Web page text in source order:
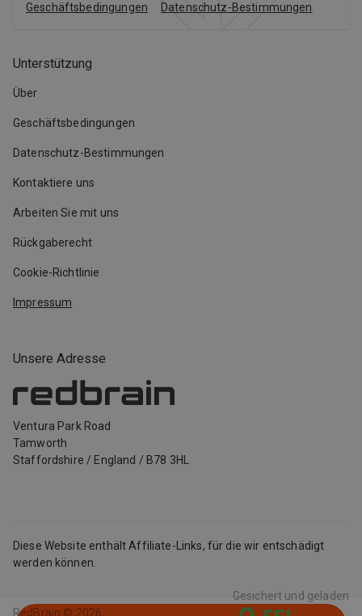
Unsere Adresse
Ventura Park Road
Tamworth
Staffordshire / England / B78 3HL
Unterstützung
Über
Geschäftsbedingungen
Datenschutz-Bestimmungen
Kontaktiere uns
Arbeiten Sie mit uns
Rückgaberecht
Cookie-Richtlinie
Impressum
Geschäftsbedingungen Datenschutz-Bestimmungen
Diese Website enthält Affiliate-Links, für die wir entschädigt
werden können.
RedBrain © 2026
Gesichert und geladen